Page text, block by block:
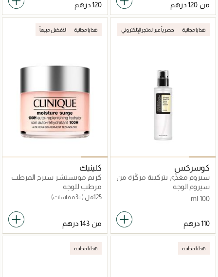
من
هدايا مجانية حصرياً عبر المتجر الإلكتروني
كوسركس
سيروم مغذّي بتركيبة مركّزة من
خلاصة الحلزون 96
سيروم الوجه
100 ml
هدايا مجانية الأفضل مبيعاً
كلينيك
كريم مويستشر سيرج المرطب
يدوم حتى 100 ساعة
مرطب للوجه
125مل (+3 مقاسات)
من
هدايا مجانية هدايا مجانية